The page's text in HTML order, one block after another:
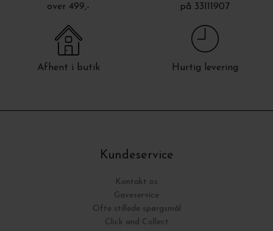
over 499,-
på 33111907
Afhent i butik Hurtig levering
Kundeservice
Kontakt os
Gaveservice
Ofte stillede spørgsmål
Click and Collect